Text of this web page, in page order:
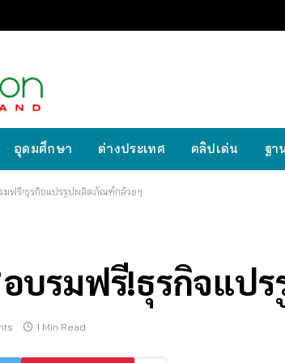
อุดมศึกษา ต่างประเทศ คลิปเด่น ฐา
รมฟรี!ธุรกิจแปรรูปผลิตภัณฑ์กล้วยๆ
บรมฟรี!ธุรกิจแ
1 Min Read